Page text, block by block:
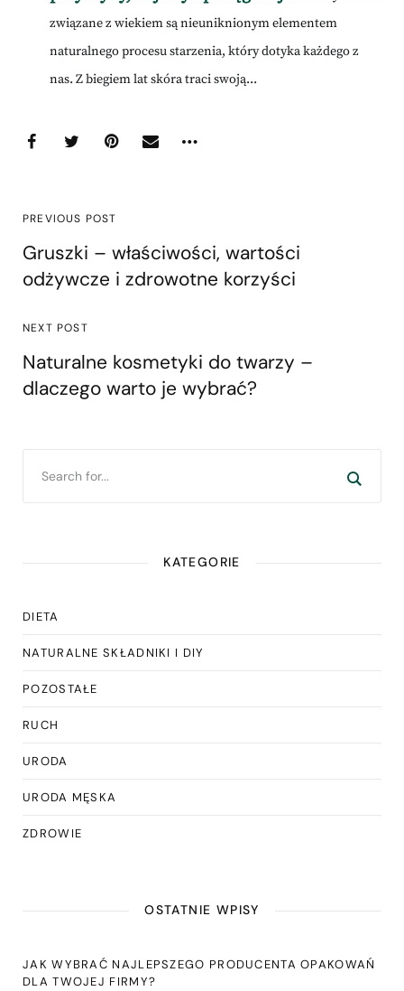
związane z wiekiem są nieuniknionym elementem
naturalnego procesu starzenia, który dotyka każdego z
nas. Z biegiem lat skóra traci swoją...
PREVIOUS POST
Gruszki – właściwości, wartości
odżywcze i zdrowotne korzyści
NEXT POST
Naturalne kosmetyki do twarzy –
dlaczego warto je wybrać?
KATEGORIE
DIETA
NATURALNE SKŁADNIKI I DIY
POZOSTAŁE
RUCH
URODA
URODA MĘSKA
ZDROWIE
OSTATNIE WPISY
JAK WYBRAĆ NAJLEPSZEGO PRODUCENTA OPAKOWAŃ
DLA TWOJEJ FIRMY?